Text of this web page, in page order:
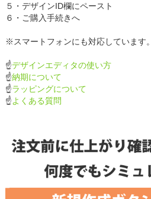
５・デザインID欄にペースト
６・ご購入手続きへ
※スマートフォンにも対応しています。
☝デザインエディタの使い方
☝納期について
☝ラッピングについて
☝よくある質問